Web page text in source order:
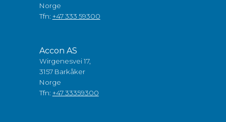
Norge
Tfn: +47 333 59300
Accon AS
Wirgenesvei 17,
3157 Barkåker
Norge
Tfn: +47 33359300